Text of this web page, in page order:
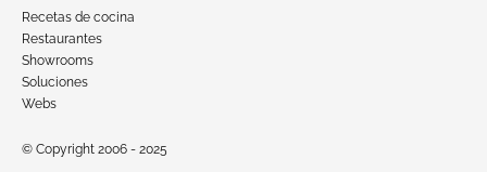
Recetas de cocina
Restaurantes
Showrooms
Soluciones
Webs
© Copyright 2006 - 2025